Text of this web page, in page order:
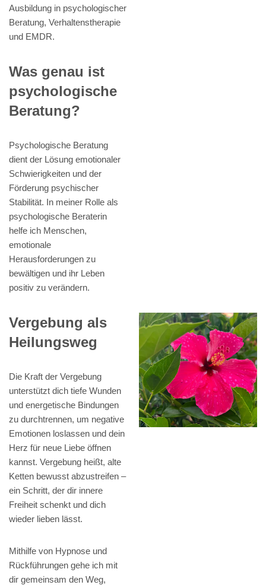
Ausbildung in psychologischer
Beratung, Verhaltenstherapie
und EMDR.
Was genau ist
psychologische
Beratung?
Psychologische Beratung
dient der Lösung emotionaler
Schwierigkeiten und der
Förderung psychischer
Stabilität. In meiner Rolle als
psychologische Beraterin
helfe ich Menschen,
emotionale
Herausforderungen zu
bewältigen und ihr Leben
positiv zu verändern.
Vergebung als
Heilungsweg
Die Kraft der Vergebung
unterstützt dich tiefe Wunden
und energetische Bindungen
zu durchtrennen, um negative
Emotionen loslassen und dein
Herz für neue Liebe öffnen
kannst. Vergebung heißt, alte
Ketten bewusst abzustreifen –
ein Schritt, der dir innere
Freiheit schenkt und dich
wieder lieben lässt.
Mithilfe von Hypnose und
Rückführungen gehe ich mit
dir gemeinsam den Weg,